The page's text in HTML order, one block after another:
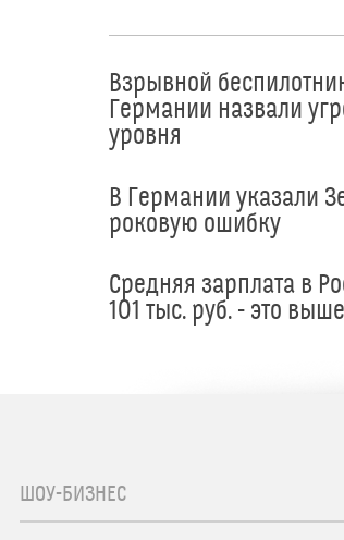
Взрывной
Германии назвали
уровня
В Германии указали
роковую ошибку
Средняя зарплата в
101 тыс. руб. - это
ШОУ-БИЗНЕС